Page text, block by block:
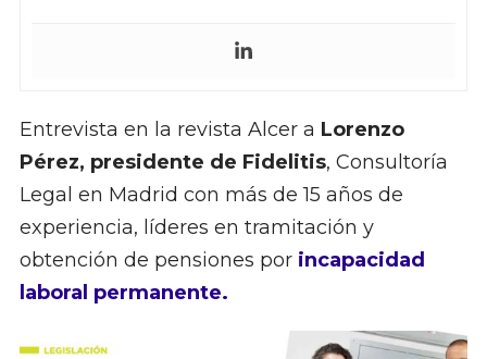
Entrevista en la revista Alcer a Lorenzo
Pérez, presidente de Fidelitis, Consultoría
Legal en Madrid con más de 15 años de
experiencia, líderes en tramitación y
obtención de pensiones por incapacidad
laboral permanente.